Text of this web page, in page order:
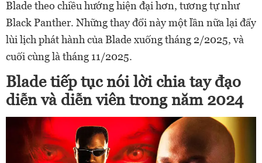
Blade theo chiều hướng hiện đại hơn, tương tự như
Black Panther. Những thay đổi này một lần nữa lại đẩy
lùi lịch phát hành của Blade xuống tháng 2/2025, và
cuối cùng là tháng 11/2025.
Blade tiếp tục nói lời chia tay đạo
diễn và diễn viên trong năm 2024